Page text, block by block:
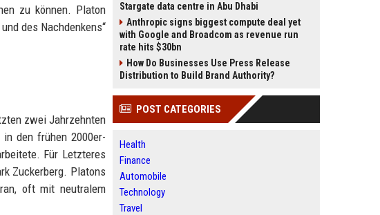
zu können. Platon
des Nachdenkens“
zwei Jahrzehnten
den frühen 2000er-
Für Letzteres
Zuckerberg. Platons
oft mit neutralem
Stargate data centre in Abu Dhabi
Anthropic signs biggest compute deal yet
with Google and Broadcom as revenue run
rate hits $30bn
How Do Businesses Use Press Release
Distribution to Build Brand Authority?
POST CATEGORIES
Health
Finance
Automobile
Technology
Travel